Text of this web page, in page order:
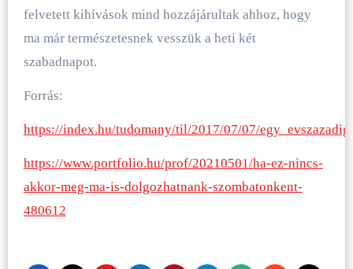
felvetett kihívások mind hozzájárultak ahhoz, hogy
ma már természetesnek vesszük a heti két
szabadnapot.
Forrás:
https://index.hu/tudomany/til/2017/07/07/
https://www.portfolio.hu/prof/20210501/ha-ez-nincs-
akkor-meg-ma-is-dolgozhatnank-szombatonkent-
480612